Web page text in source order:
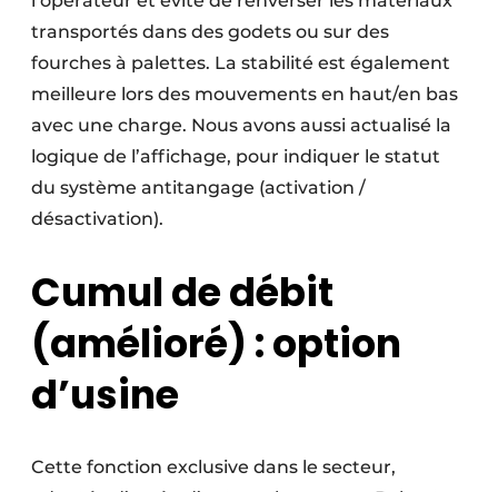
transportés dans des godets ou sur des
fourches à palettes. La stabilité est également
meilleure lors des mouvements en haut/en bas
avec une charge. Nous avons aussi actualisé la
logique de l’affichage, pour indiquer le statut
du système antitangage (activation /
désactivation).
Cumul dedébit
(amélioré) : option
d’usine
Cette fonction exclusive dans le secteur,